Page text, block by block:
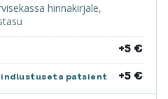
hinnakirjale,
+5 €
patsient +5 €